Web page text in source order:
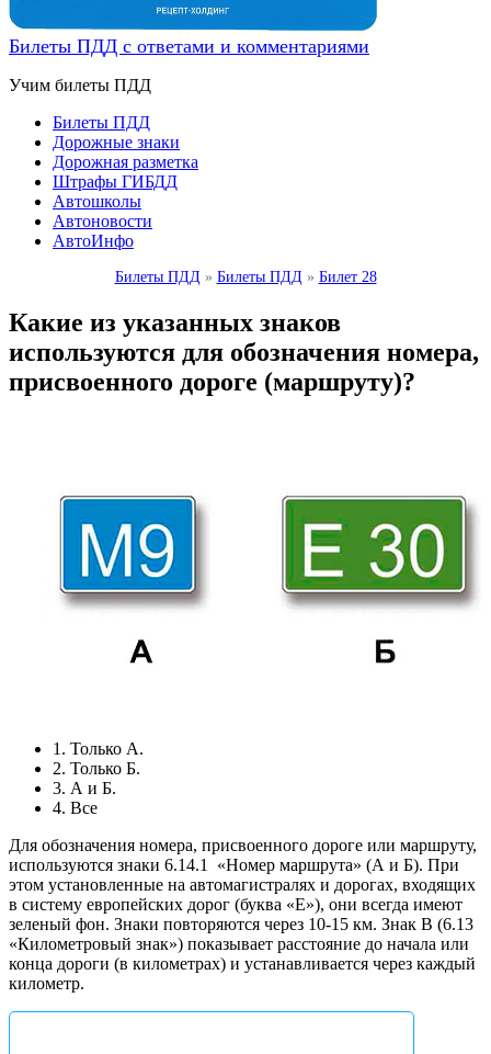
Билеты ПДД с ответами и комментариями
Учим билеты ПДД
Билеты ПДД
Дорожные знаки
Дорожная разметка
Штрафы ГИБДД
Автошколы
Автоновости
АвтоИнфо
Билеты ПДД » Билеты ПДД » Билет 28
Какие из указанных знаков
используются для обозначения номера,
присвоенного дороге (маршруту)?
1. Только А.
2. Только Б.
3. А и Б.
4. Все
Для обозначения номера, присвоенного дороге или маршруту,
используются знаки 6.14.1
«Номер маршрута» (А и Б). При
этом установленные на автомагистралях и дорогах, входящих
в систему европейских дорог (буква «Е»), они всегда имеют
зеленый фон. Знаки повторяются через 10-15 км. Знак В (6.13
«Километровый знак») показывает расстояние до начала или
конца дороги (в километрах) и устанавливается через каждый
километр.